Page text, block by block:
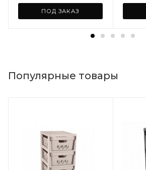
ПОД ЗАКАЗ
Популярные товары